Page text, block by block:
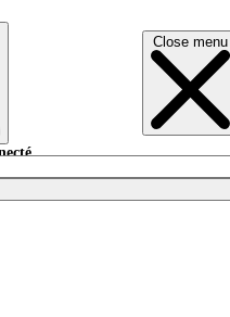
Close menu